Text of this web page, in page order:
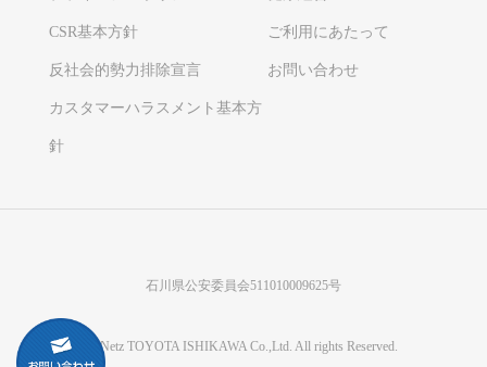
CSR基本方針 ご利用にあたって
反社会的勢力排除宣言 お問い合わせ
カスタマーハラスメント基本方
針
石川県公安委員会511010009625号
©Netz TOYOTA ISHIKAWA Co.,Ltd. All rights Reserved.